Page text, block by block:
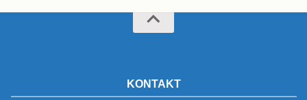
KONTAKT